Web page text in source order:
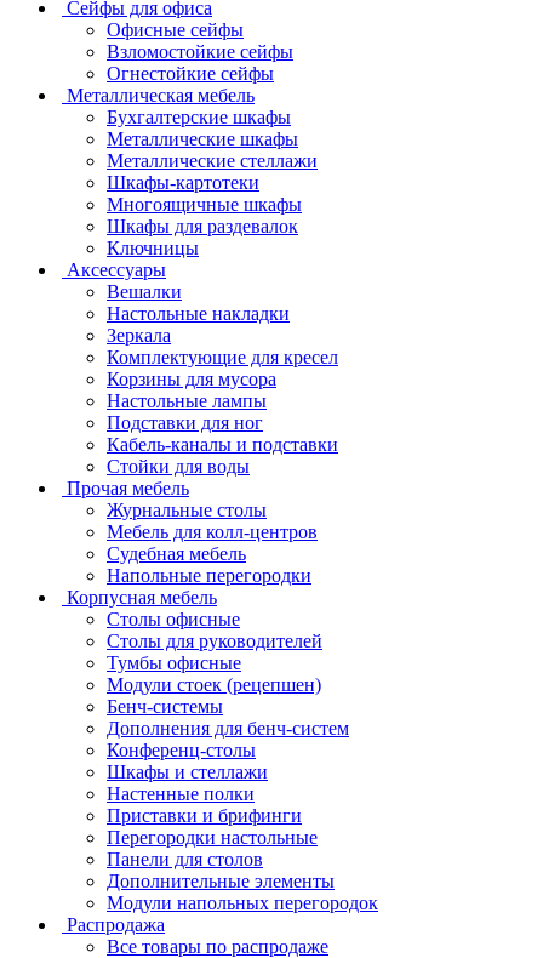
Сейфы для офиса
Офисные сейфы
Взломостойкие сейфы
Огнестойкие сейфы
Металлическая мебель
Бухгалтерские шкафы
Металлические шкафы
Металлические стеллажи
Шкафы-картотеки
Многоящичные шкафы
Шкафы для раздевалок
Ключницы
Аксессуары
Вешалки
Настольные накладки
Зеркала
Комплектующие для кресел
Корзины для мусора
Настольные лампы
Подставки для ног
Кабель-каналы и подставки
Стойки для воды
Прочая мебель
Журнальные столы
Мебель для колл-центров
Судебная мебель
Напольные перегородки
Корпусная мебель
Столы офисные
Столы для руководителей
Тумбы офисные
Модули стоек (рецепшен)
Бенч-системы
Дополнения для бенч-систем
Конференц-столы
Шкафы и стеллажи
Настенные полки
Приставки и брифинги
Перегородки настольные
Панели для столов
Дополнительные элементы
Модули напольных перегородок
Распродажа
Все товары по распродаже